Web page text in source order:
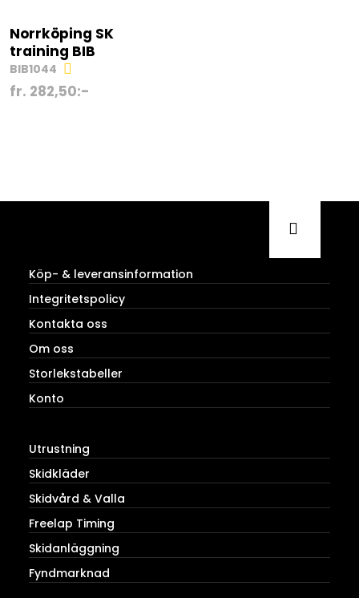
Norrköping SK
training BIB
BIB1044
fr. 282,50:-
Köp- & leveransinformation
Integritetspolicy
Kontakta oss
Om oss
Storlekstabeller
Konto
Utrustning
Skidkläder
Skidvård & Valla
Freelap Timing
Skidanläggning
Fyndmarknad